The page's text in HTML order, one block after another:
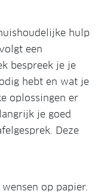
hulp
een
bespreek je je
hebt en wat je
oplossingen er
je goed
Deze
op papier.